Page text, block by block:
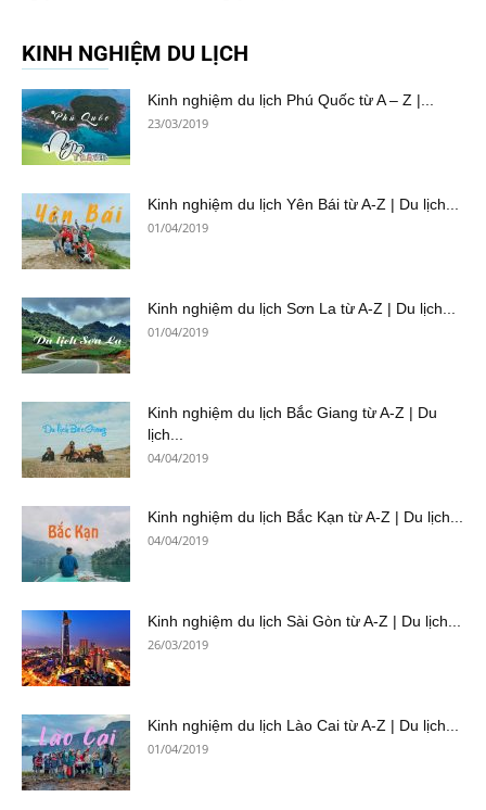
KINH NGHIỆM DU LỊCH
Kinh nghiệm du lịch Phú Quốc từ A – Z |...
23/03/2019
Kinh nghiệm du lịch Yên Bái từ A-Z | Du lịch...
01/04/2019
Kinh nghiệm du lịch Sơn La từ A-Z | Du lịch...
01/04/2019
Kinh nghiệm du lịch Bắc Giang từ A-Z | Du
lịch...
04/04/2019
Kinh nghiệm du lịch Bắc Kạn từ A-Z | Du lịch...
04/04/2019
Kinh nghiệm du lịch Sài Gòn từ A-Z | Du lịch...
26/03/2019
Kinh nghiệm du lịch Lào Cai từ A-Z | Du lịch...
01/04/2019